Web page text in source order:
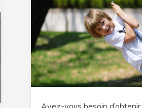
Avez-vous besoin